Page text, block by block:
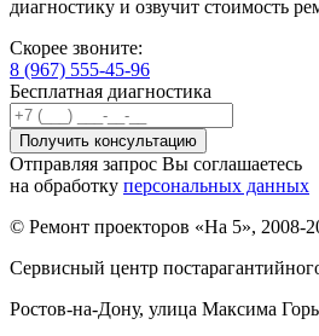
диагностику и озвучит стоимость
Скорее звоните:
8 (967) 555-45-96
Бесплатная диагностика
Отправляя запрос Вы соглашаетесь
на обработку персональных данных
© Ремонт проекторов «На 5», 2008-
Сервисный центр
Ростов-на-Дону, улица Максима